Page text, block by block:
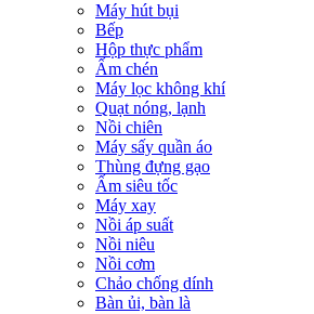
Máy hút bụi
Bếp
Hộp thực phẩm
Ấm chén
Máy lọc không khí
Quạt nóng, lạnh
Nồi chiên
Máy sấy quần áo
Thùng đựng gạo
Ấm siêu tốc
Máy xay
Nồi áp suất
Nồi niêu
Nồi cơm
Chảo chống dính
Bàn ủi, bàn là